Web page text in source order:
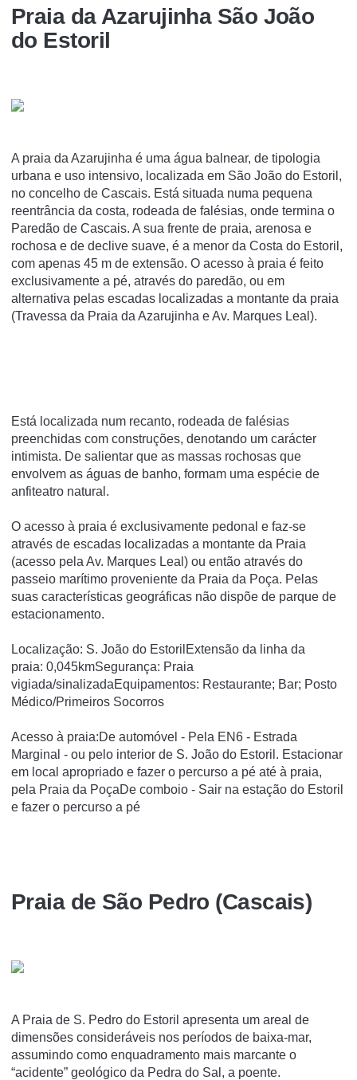
Praia da Azarujinha São João
do Estoril
A praia da Azarujinha é uma água balnear, de tipologia
urbana e uso intensivo, localizada em São João do Estoril,
no concelho de Cascais. Está situada numa pequena
reentrância da costa, rodeada de falésias, onde termina o
Paredão de Cascais. A sua frente de praia, arenosa e
rochosa e de declive suave, é a menor da Costa do Estoril,
com apenas 45 m de extensão. O acesso à praia é feito
exclusivamente a pé, através do paredão, ou em
alternativa pelas escadas localizadas a montante da praia
(Travessa da Praia da Azarujinha e Av. Marques Leal).
Está localizada num recanto, rodeada de falésias
preenchidas com construções, denotando um carácter
intimista. De salientar que as massas rochosas que
envolvem as águas de banho, formam uma espécie de
anfiteatro natural.
O acesso à praia é exclusivamente pedonal e faz-se
através de escadas localizadas a montante da Praia
(acesso pela Av. Marques Leal) ou então através do
passeio marítimo proveniente da Praia da Poça. Pelas
suas características geográficas não dispõe de parque de
estacionamento.
Localização: S. João do EstorilExtensão da linha da
praia: 0,045kmSegurança: Praia
vigiada/sinalizadaEquipamentos: Restaurante; Bar; Posto
Médico/Primeiros Socorros
Acesso à praia:De automóvel - Pela EN6 - Estrada
Marginal - ou pelo interior de S. João do Estoril. Estacionar
em local apropriado e fazer o percurso a pé até à praia,
pela Praia da PoçaDe comboio - Sair na estação do Estoril
e fazer o percurso a pé
Praia de São Pedro (Cascais)
A Praia de S. Pedro do Estoril apresenta um areal de
dimensões consideráveis nos períodos de baixa-mar,
assumindo como enquadramento mais marcante o
“acidente” geológico da Pedra do Sal, a poente.